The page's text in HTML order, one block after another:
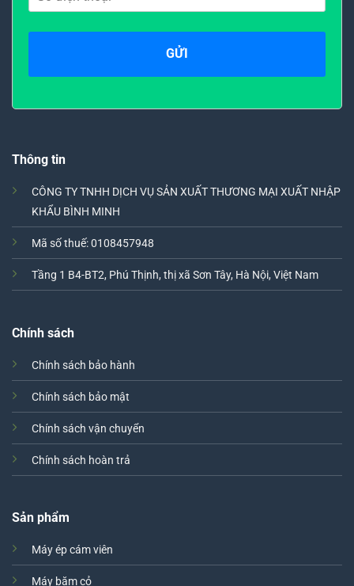
Thông tin
CÔNG TY TNHH DỊCH VỤ SẢN XUẤT THƯƠNG MẠI XUẤT NHẬP
KHẨU BÌNH MINH
Mã số thuế: 0108457948
Tầng 1 B4-BT2, Phú Thịnh, thị xã Sơn Tây, Hà Nội, Việt Nam
Chính sách
Chính sách bảo hành
Chính sách bảo mật
Chính sách vận chuyển
Chính sách hoàn trả
Sản phẩm
Máy ép cám viên
Máy băm cỏ